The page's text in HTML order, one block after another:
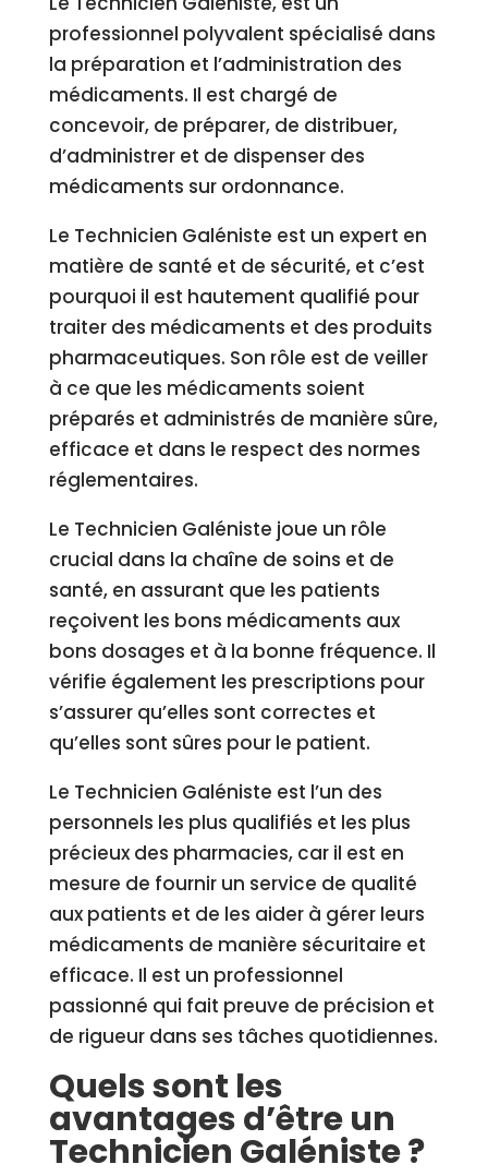
professionnel polyvalent spécialisé dans
la préparation et l’administration des
médicaments. Il est chargé de
concevoir, de préparer, de distribuer,
d’administrer et de dispenser des
médicaments sur ordonnance.
Le Technicien Galéniste est un expert en
matière de santé et de sécurité, et c’est
pourquoi il est hautement qualifié pour
traiter des médicaments et des produits
pharmaceutiques. Son rôle est de veiller
à ce que les médicaments soient
préparés et administrés de manière sûre,
efficace et dans le respect des normes
réglementaires.
Le Technicien Galéniste joue un rôle
crucial dans la chaîne de soins et de
santé, en assurant que les patients
reçoivent les bons médicaments aux
bons dosages et à la bonne fréquence. Il
vérifie également les prescriptions pour
s’assurer qu’elles sont correctes et
qu’elles sont sûres pour le patient.
Le Technicien Galéniste est l’un des
personnels les plus qualifiés et les plus
précieux des pharmacies, car il est en
mesure de fournir un service de qualité
aux patients et de les aider à gérer leurs
médicaments de manière sécuritaire et
efficace. Il est un professionnel
passionné qui fait preuve de précision et
de rigueur dans ses tâches quotidiennes.
Quels sont les
avantages d’être un
Technicien Galéniste ?